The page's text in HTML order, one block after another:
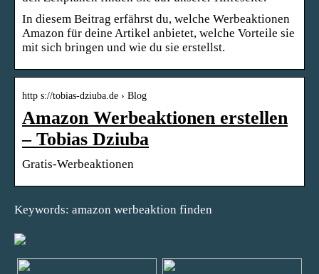
In diesem Beitrag erfährst du, welche Werbeaktionen
Amazon für deine Artikel anbietet, welche Vorteile sie
mit sich bringen und wie du sie erstellst.
http s://tobias-dziuba.de › Blog
Amazon Werbeaktionen erstellen
– Tobias Dziuba
Gratis-Werbeaktionen
Keywords: amazon werbeaktion finden